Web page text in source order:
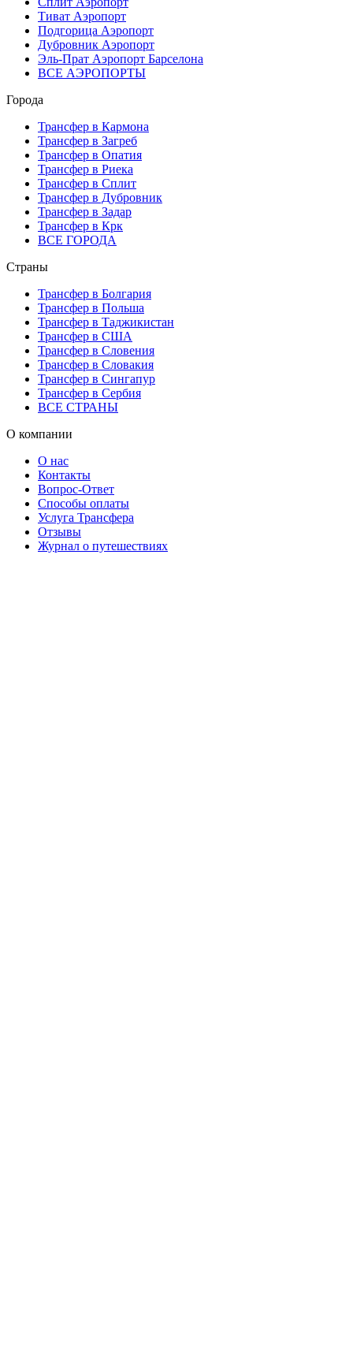
Тиват Аэропорт
Подгорица Аэропорт
Дубровник Аэропорт
Эль-Прат Аэропорт Барселона
ВСЕ АЭРОПОРТЫ
Города
Трансфер в Кармона
Трансфер в Загреб
Трансфер в Опатия
Трансфер в Риека
Трансфер в Сплит
Трансфер в Дубровник
Трансфер в Задар
Трансфер в Крк
ВСЕ ГОРОДА
Страны
Трансфер в Болгария
Трансфер в Польша
Трансфер в Таджикистан
Трансфер в США
Трансфер в Словения
Трансфер в Словакия
Трансфер в Сингапур
Трансфер в Сербия
ВСЕ СТРАНЫ
О компании
О нас
Контакты
Вопрос-Ответ
Способы оплаты
Услуга Трансфера
Отзывы
Журнал о путешествиях